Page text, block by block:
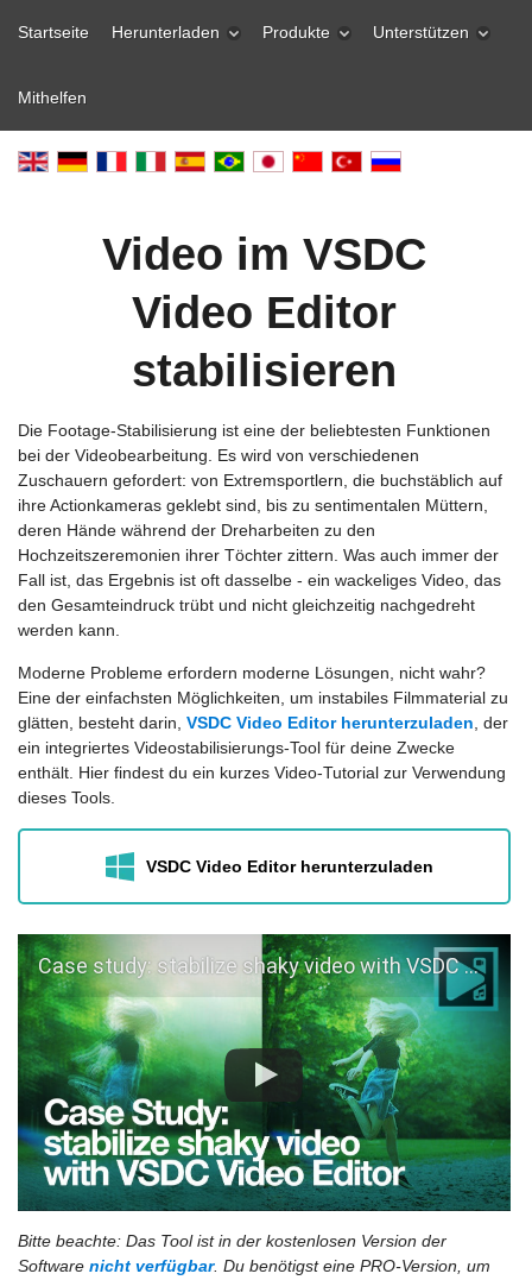
Startseite Herunterladen Produkte Unterstützen
Mithelfen
Video im VSDC
Video Editor
stabilisieren
Die Footage-Stabilisierung ist eine der beliebtesten Funktionen
bei der Videobearbeitung. Es wird von verschiedenen
Zuschauern gefordert: von Extremsportlern, die buchstäblich auf
ihre Actionkameras geklebt sind, bis zu sentimentalen Müttern,
deren Hände während der Dreharbeiten zu den
Hochzeitszeremonien ihrer Töchter zittern. Was auch immer der
Fall ist, das Ergebnis ist oft dasselbe - ein wackeliges Video, das
den Gesamteindruck trübt und nicht gleichzeitig nachgedreht
werden kann.
Moderne Probleme erfordern moderne Lösungen, nicht wahr?
Eine der einfachsten Möglichkeiten, um instabiles Filmmaterial zu
glätten, besteht darin, VSDC Video Editor herunterzuladen , der
ein integriertes Videostabilisierungs-Tool für deine Zwecke
enthält. Hier findest du ein kurzes Video-Tutorial zur Verwendung
dieses Tools.
VSDC Video Editor herunterzuladen
Case study: stabilize shaky video with VSDC Video Editor (recommended settings)
Bitte beachte: Das Tool ist in der kostenlosen Version der
Software nicht verfügbar. Du benötigst eine PRO-Version, um